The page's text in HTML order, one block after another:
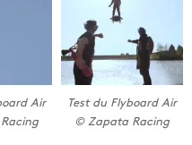
Air
Test du Flyboard Air
© Zapata Racing